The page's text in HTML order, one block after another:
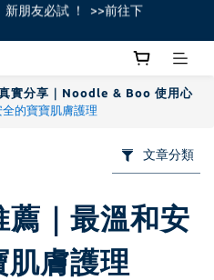
額免運費🚚
額免運費🚚
新朋友必試 ！  >>前往下
額免運費🚚
實分享｜Noodle & Boo 使用心
的寶寶肌膚護理
文章分類
｜最溫和安
肌膚護理